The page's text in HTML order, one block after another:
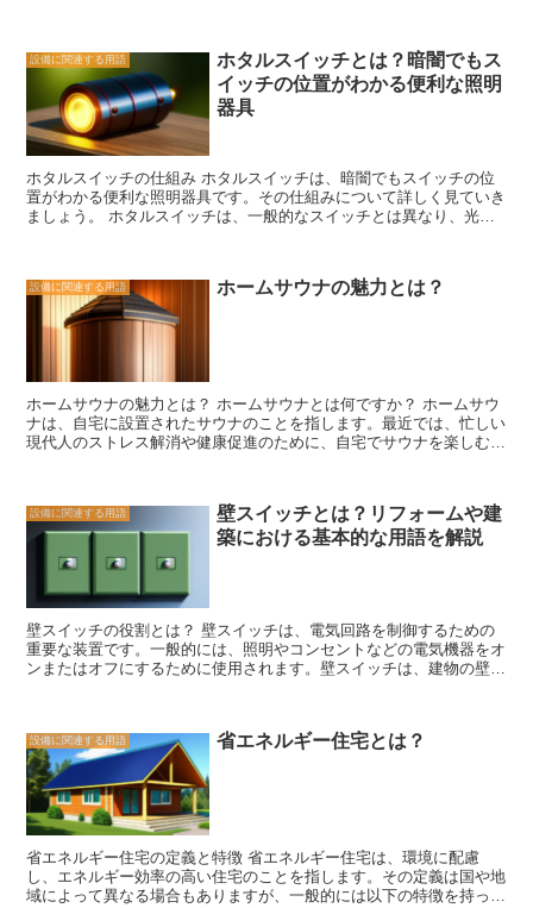
これには、エアコンや給湯器の定期的な清掃やフィルターの交換、電
気設備の点検などが含まれます。これらのメンテナンスは、建物の安
全性や快適性を保つために欠かせません。 また、ランニングコスト
には、共用部分の管理費用も含まれます。共用部分とは、エントラン
スや廊下、エレベーターなど、建物の全ての住民が共有するスペース
のことです。これらのスペースの清掃や照明、管理人の給与などが含
まれます。共用部分の管理は、住民全員の利益を守るために重要な役
割を果たしています。 さらに、ランニングコストには、建物の保険
料も含まれます。建物の火災保険や地震保険など、様々な保険に加入
する必要があります。これにより、万が一の災害や事故に備えること
す。購入前に、ランニングコストをしっかりと把握し、将来の負担を
見越して計画することが重要です。 建物のランニングコストは、建
物の維持管理にかかる費用を指します。定期的なメンテナンス費用や
共用部分の管理費用、保険料などが含まれます。これらの費用は、建
物の安全性や快適性を保つために欠かせません。購入前に、ランニン
設備に関連する用語
ホタルスイッチとは？暗闇でもス
イッチの位置がわかる便利な照明
器具
ホタルスイッチの仕組み ホタルスイッチは、暗闇でもスイッチの位
置がわかる便利な照明器具です。その仕組みについて詳しく見ていき
ましょう。 ホタルスイッチは、一般的なスイッチとは異なり、光を
物質が、外部からの刺激に反応して光を発することによって実現され
ます。この化学物質は、暗闇での光の放出に適した特性を持ってお
り、スイッチの位置を明るく照らすことができます。 ホタルスイッ
チの仕組みは非常にシンプルですが、その利便性は大きな魅力となっ
ホタルスイッチの光がスイッチの位置を明確に示してくれるため、迷
うことなくスイッチを操作することができます。 また、ホタルスイ
ッチは省エネルギーな点も魅力の一つです。光を発するために電力を
必要とせず、化学物質の反応によって光を得るため、長時間の使用で
のシンプルな仕組みと省エネルギー性から、多くの人々に愛用されて
います。暗闇でのスイッチ操作にお困りの方は、ぜひホタルスイッチ
を試してみてください。
設備に関連する用語 ホームサウナの魅力とは？
ホームサウナの魅力とは？ ホームサウナとは何ですか？ ホームサウ
ナは、自宅に設置されたサウナのことを指します。最近では、忙しい
現代人のストレス解消や健康促進のために、自宅でサウナを楽しむ人
ら帰った後や週末にリラックスするために、自宅のホームサウナに入
ることができます。また、外出先でのサウナ利用に比べて、時間や費
用の節約にもなります。 さらに、ホームサウナは健康促進にも効果
的です。サウナに入ることで、体内の血行が促進され、新陳代謝が活
発になります。これにより、疲労回復やデトックス効果が期待できま
す。また、サウナに入ることで心身のリラックス効果も得られ、スト
レスの軽減にも役立ちます。 さらに、ホームサウナはプライベート
な空間であるため、他の人と一緒に利用する必要がありません。自分
のペースでゆっくりとサウナを楽しむことができます。また、自宅に
促進のための理想的な選択肢です。自宅で手軽に利用できる利便性
と、健康に良い効果が期待できることから、ますます人気が高まって
います。自宅にホームサウナを設置することで、心身のリラックスを
追求し、健康な生活を送ることができるでしょう。
設備に関連する用語
壁スイッチとは？リフォームや建
築における基本的な用語を解説
壁スイッチの役割とは？ 壁スイッチは、電気回路を制御するための
重要な装置です。一般的には、照明やコンセントなどの電気機器をオ
ンまたはオフにするために使用されます。壁スイッチは、建物の壁に
にすると、電気回路が閉じ、電気が流れるようになります。逆に、ス
イッチをオフにすると、電気回路が開き、電気が止まります。このよ
うに、壁スイッチは電気機器の操作を簡単にするだけでなく、電力の
節約にも役立ちます。 壁スイッチは、一般的には照明の制御に使用
されます。部屋に入ったり出たりする際に、壁スイッチを使って照明
をオンまたはオフにすることができます。また、複数の照明器具を一
度に制御するために、複数のスイッチを使用することもあります。例
えば、リビングルームの壁には、天井照明用のスイッチと、テーブル
ランプ用のスイッチが取り付けられていることがあります。 さら
に、壁スイッチはコンセントの制御にも使用されます。コンセントに
設備に関連する用語 省エネルギー住宅とは？
省エネルギー住宅の定義と特徴 省エネルギー住宅は、環境に配慮
し、エネルギー効率の高い住宅のことを指します。その定義は国や地
域によって異なる場合もありますが、一般的には以下の特徴を持って